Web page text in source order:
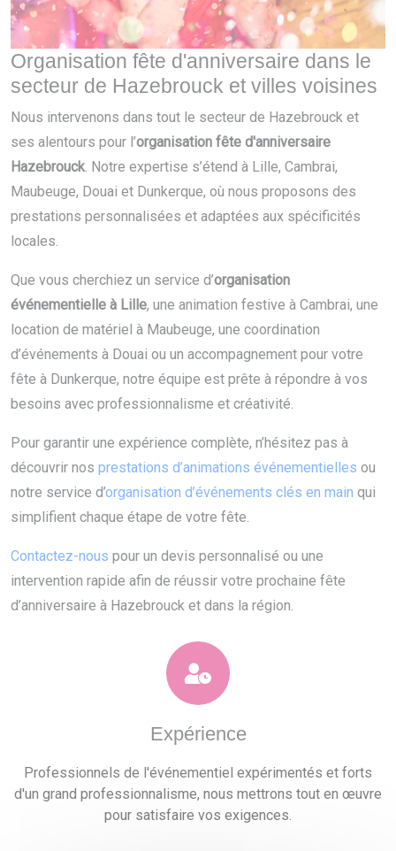
Organisation fête d'anniversaire dans le
secteur de Hazebrouck et villes voisines
Nous intervenons dans tout le secteur de Hazebrouck et
ses alentours pour l’organisation fête d'anniversaire
Hazebrouck. Notre expertise s’étend à Lille, Cambrai,
Maubeuge, Douai et Dunkerque, où nous proposons des
prestations personnalisées et adaptées aux spécificités
locales.
Que vous cherchiez un service d’organisation
événementielle à Lille, une animation festive à Cambrai, une
location de matériel à Maubeuge, une coordination
d’événements à Douai ou un accompagnement pour votre
fête à Dunkerque, notre équipe est prête à répondre à vos
besoins avec professionnalisme et créativité.
Pour garantir une expérience complète, n’hésitez pas à
découvrir nos prestations d’animations événementielles ou
notre service d’organisation d’événements clés en main qui
simplifient chaque étape de votre fête.
Contactez-nous pour un devis personnalisé ou une
intervention rapide afin de réussir votre prochaine fête
d’anniversaire à Hazebrouck et dans la région.
Expérience
Professionnels de l'événementiel expérimentés et forts
d'un grand professionnalisme, nous mettrons tout en œuvre
pour satisfaire vos exigences.